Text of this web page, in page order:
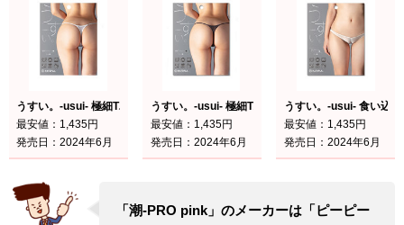
うすい。-usui- 極細Tバックショーツ() 白
最安値：1,435円
発売日：2024年6月
うすい。-usui- 極細Tバックショーツ() 黒
最安値：1,435円
発売日：2024年6月
うすい。-usui- 食い込
最安値：1,435円
発売日：2024年6月
「潮-PRO pink」のメーカーは「ピーピー